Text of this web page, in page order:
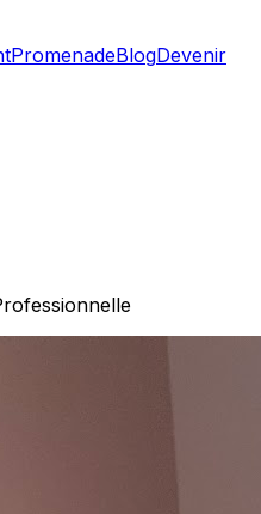
PromenadeBlogDevenir